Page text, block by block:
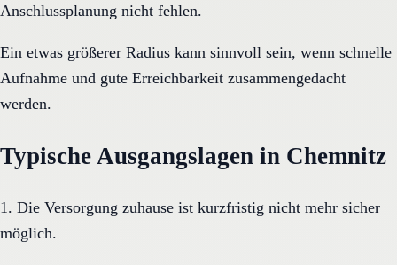
Anschlussplanung nicht fehlen.
Ein etwas größerer Radius kann sinnvoll sein, wenn schnelle
Aufnahme und gute Erreichbarkeit zusammengedacht
werden.
Typische Ausgangslagen in Chemnitz
1. Die Versorgung zuhause ist kurzfristig nicht mehr sicher
möglich.